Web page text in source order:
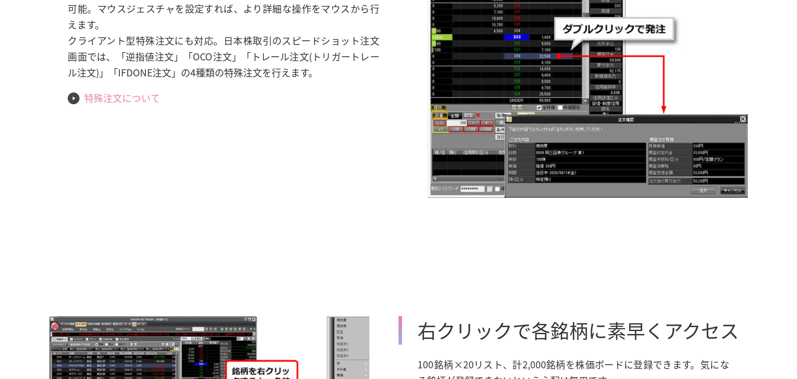
可能。マウスジェスチャを設定すれば、より詳細な操作をマウスから行
えます。
クライアント型特殊注文にも対応。日本株取引のスピードショット注文
画面では、「逆指値注文」「OCO注文」「トレール注文(トリガートレー
ル注文)」「IFDONE注文」の4種類の特殊注文を行えます。
特殊注文について
右クリックで各銘柄に素早くアクセス
100銘柄×20リスト、計2,000銘柄を株価ボードに登録できます。気にな